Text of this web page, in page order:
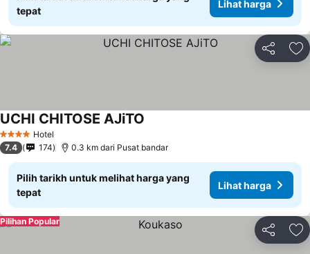
tepat
Lihat harga
Kongsi
4 BintangHotel
UCHI CHITOSE AJiTO
7.4 174 0.3 km dari Pusat bandar
Pilih tarikh untuk melihat harga yang
tepat
Lihat harga
Kongsi
Pilihan Popular